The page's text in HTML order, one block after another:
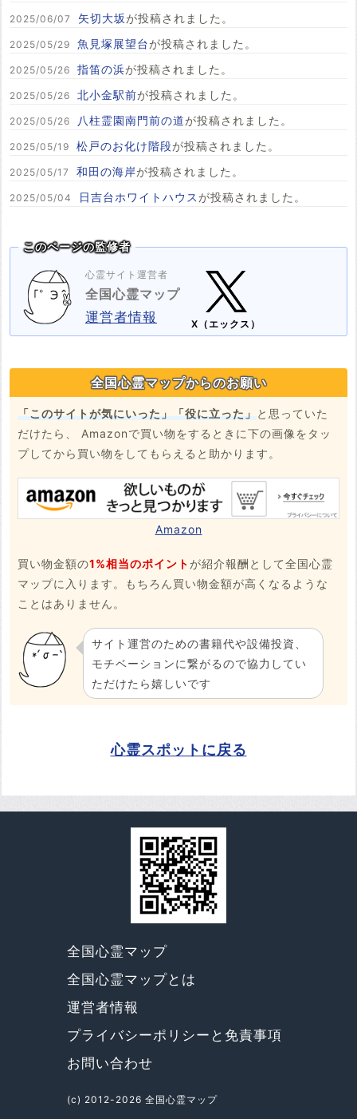
2025/06/07 矢切大坂が投稿されました。
2025/05/29 魚見塚展望台が投稿されました。
2025/05/26 指笛の浜が投稿されました。
2025/05/26 北小金駅前が投稿されました。
2025/05/26 八柱霊園南門前の道が投稿されました。
2025/05/19 松戸のお化け階段が投稿されました。
2025/05/17 和田の海岸が投稿されました。
2025/05/04 日吉台ホワイトハウス が投稿されました。
このページの監修者
心霊サイト運営者
全国心霊マップ
運営者情報
X（エックス）
全国心霊マップからのお願い
「このサイトが気にいった」「役に立った」と思っていた
だけたら、 Amazonで買い物をするときに下の画像をタッ
プしてから買い物をしてもらえると助かります。
Amazon
買い物金額の1%相当のポイント が紹介報酬として全国心霊
マップに入ります。もちろん買い物金額が高くなるような
ことはありません。
サイト運営のための書籍代や設備投資、
モチベーションに繋がるので協力してい
ただけたら嬉しいです
心霊スポットに戻る
全国心霊マップ
全国心霊マップとは
運営者情報
プライバシーポリシーと免責事項
お問い合わせ
(c) 2012-2026 全国心霊マップ